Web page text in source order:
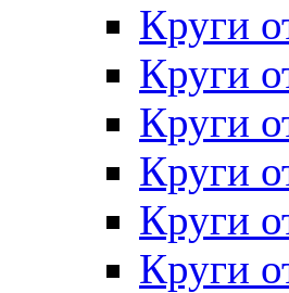
Круги
Круги
Круги
Круги
Круги
Круги